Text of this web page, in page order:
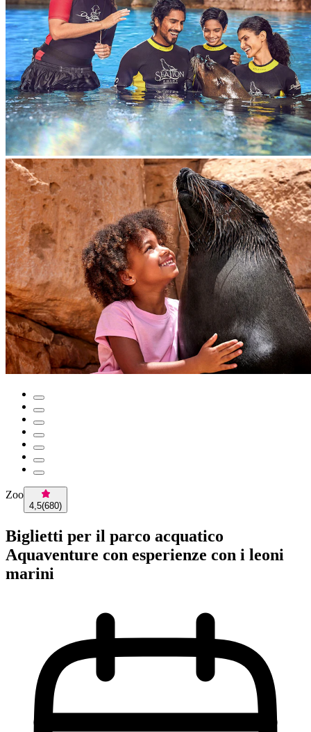
Zoo
4,5(680)
Biglietti per il parco acquatico
Aquaventure con esperienze con i leoni
marini